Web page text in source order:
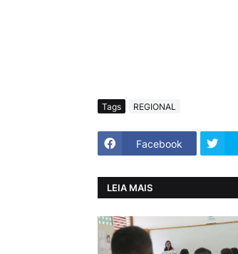
Tags REGIONAL
Facebook
LEIA MAIS